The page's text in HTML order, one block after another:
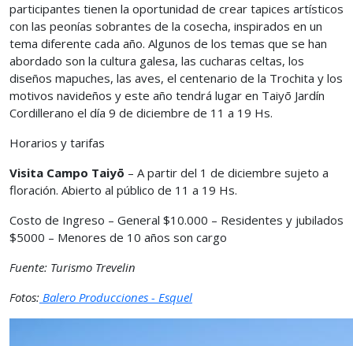
participantes tienen la oportunidad de crear tapices artísticos
con las peonías sobrantes de la cosecha, inspirados en un
tema diferente cada año. Algunos de los temas que se han
abordado son la cultura galesa, las cucharas celtas, los
diseños mapuches, las aves, el centenario de la Trochita y los
motivos navideños y este año tendrá lugar en Taiyō Jardín
Cordillerano el día 9 de diciembre de 11 a 19 Hs.
Horarios y tarifas
Visita Campo Taiyō – A partir del 1 de diciembre sujeto a
floración. Abierto al público de 11 a 19 Hs.
Costo de Ingreso – General $10.000 – Residentes y jubilados
$5000 – Menores de 10 años son cargo
Fuente: Turismo Trevelin
Fotos: Balero Producciones - Esquel